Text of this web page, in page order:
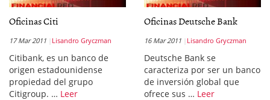
Oficinas Citi
17 Mar 2011 Lisandro Gryczman
Citibank, es un banco de
origen estadounidense
propiedad del grupo
Citigroup. … Leer
Oficinas Deutsche Bank
16 Mar 2011 Lisandro Gryczman
Deutsche Bank se
caracteriza por ser un banco
de inversión global que
ofrece sus … Leer